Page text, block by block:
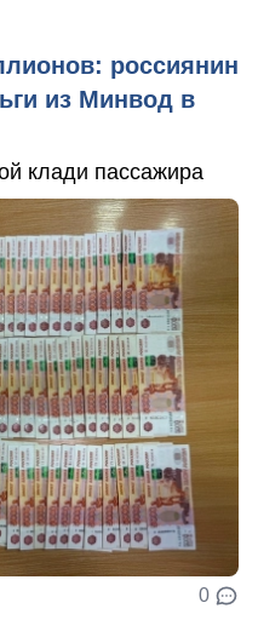
россиянин
из Минвод в
клади пассажира
0